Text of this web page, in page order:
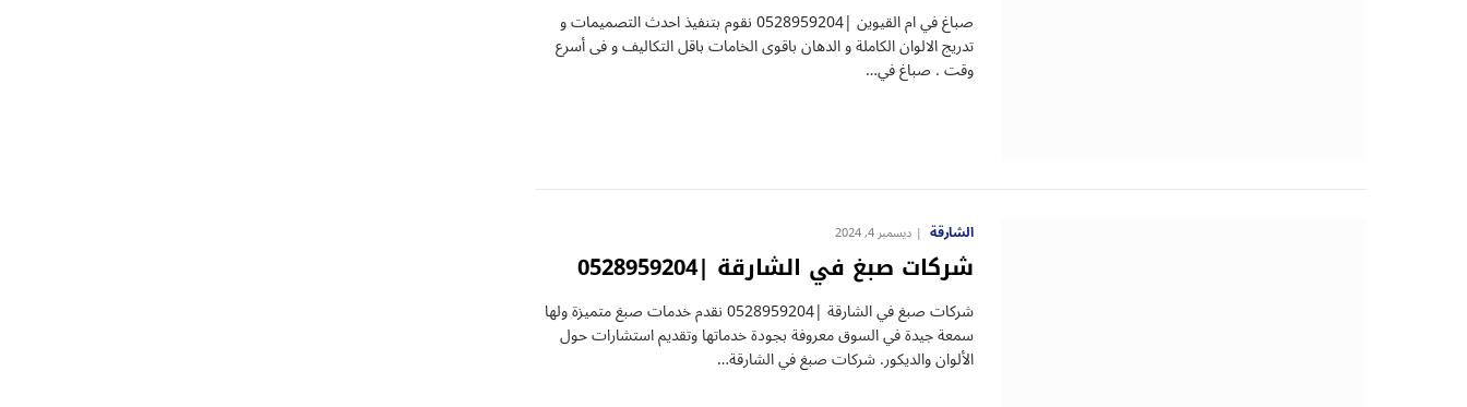
صباغ في ام القيوين |0528959204 نقوم بتنفيذ احدث التصميمات و
تدريج الالوان الكاملة و الدهان باقوى الخامات باقل التكاليف و فى أسرع
وقت . صباغ في…
الشارقة ديسمبر 4, 2024
شركات صبغ في الشارقة |0528959204
شركات صبغ في الشارقة |0528959204 نقدم خدمات صبغ متميزة ولها
سمعة جيدة في السوق معروفة بجودة خدماتها وتقديم استشارات حول
الألوان والديكور. شركات صبغ في الشارقة…